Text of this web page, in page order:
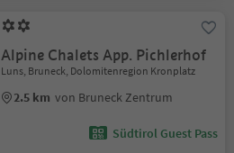
Alpine Chalets App. Pichlerhof
Luns, Bruneck, Dolomitenregion Kronplatz
2.5 km von Bruneck Zentrum
Südtirol Guest Pass